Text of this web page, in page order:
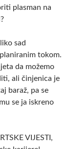
plasman na
sad
tokom.
da možemo
ali činjenica je
baraž, pa se
se ja iskreno
VIJESTI,